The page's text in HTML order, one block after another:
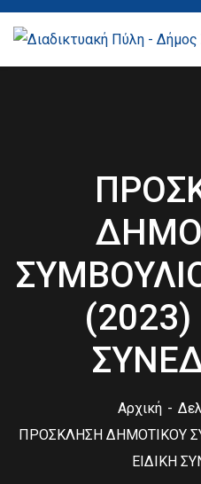
(2023)
Αρχική
ΠΡΟΣΚΛΗΣΗ ΔΗΜΟΤΙΚΟΥ
ΕΙΔΙΚΗ